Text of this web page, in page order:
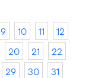
9 10 11
12
20 21
22
29 30
31